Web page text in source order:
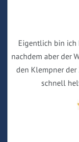
Eigentlich bin
nachdem aber der
den Klempner
schnell